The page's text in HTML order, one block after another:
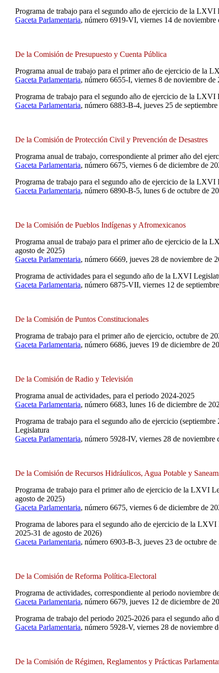
Programa de trabajo para el segundo año de ejercicio de la LXVI
Gaceta Parlamentaria, número 6919-VI, viernes 14 de noviembre
De la Comisión de Presupuesto y Cuenta Pública
Programa anual de trabajo para el primer año de ejercicio de la
Gaceta Parlamentaria, número 6655-I, viernes 8 de noviembre de
Programa de trabajo para el segundo año de ejercicio de la LXVI
Gaceta Parlamentaria, número 6883-B-4, jueves 25 de
De la Comisión de Protección Civil y Prevención de Desastres
Programa anual de trabajo, correspondiente al primer año del
Gaceta Parlamentaria, número 6675, viernes 6 de diciembre de
Programa de trabajo para el segundo año de ejercicio de la
Gaceta Parlamentaria, número 6890-B-5, lunes 6 de octubre de
De la Comisión de Pueblos Indígenas y Afromexicanos
Programa anual de trabajo para el primer año de ejercicio de la
agosto de 2025)
Gaceta Parlamentaria, número 6669, jueves 28 de noviembre de
Programa de actividades para el segundo año de la LXVI
Gaceta Parlamentaria, número 6875-VII, viernes 12 de
De la Comisión de Puntos Constitucionales
Programa de trabajo para el primer año de ejercicio, octubre de
Gaceta Parlamentaria, número 6686, jueves 19 de diciembre de
De la Comisión de Radio y Televisión
Programa anual de actividades, para el periodo 2024-2025
Gaceta Parlamentaria, número 6683, lunes 16 de diciembre de
Programa de trabajo para el segundo año de ejercicio
Legislatura
Gaceta Parlamentaria, número 5928-IV, viernes 28 de noviembre
De la Comisión de Recursos Hidráulicos, Agua Potable y
Programa de trabajo para el primer año de ejercicio de la LXVI
agosto de 2025)
Gaceta Parlamentaria, número 6675, viernes 6 de diciembre de
Programa de labores para el segundo año de ejercicio de la
2025-31 de agosto de 2026)
Gaceta Parlamentaria, número 6903-B-3, jueves 23 de octubre de
De la Comisión de Reforma Política-Electoral
Programa de actividades, correspondiente al periodo noviembre
Gaceta Parlamentaria, número 6679, jueves 12 de diciembre de
Programa de trabajo del periodo 2025-2026 para el segundo
Gaceta Parlamentaria, número 5928-V, viernes 28 de noviembre
De la Comisión de Régimen, Reglamentos y Prácticas